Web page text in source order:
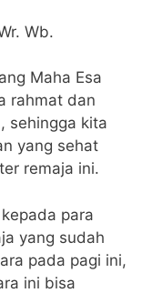
Wb.
Maha Esa
rahmat dan
sehingga kita
yang sehat
remaja ini.
para
yang sudah
pada pagi ini,
ini bisa